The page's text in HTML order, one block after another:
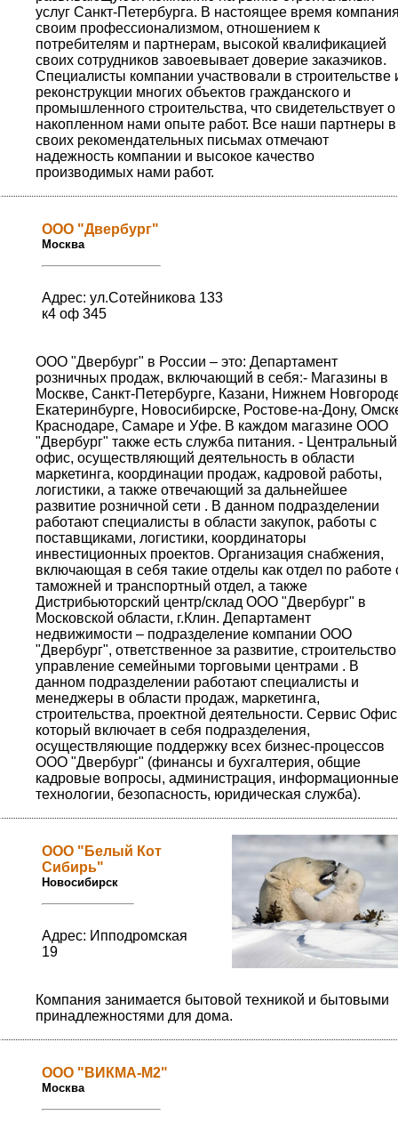
услуг Санкт-Петербурга. В настоящее время
своим профессионализмом, отношением к
потребителям и партнерам, высокой квалификацией
своих сотрудников завоевывает доверие заказчиков.
Специалисты компании участвовали в строительстве
реконструкции многих объектов гражданского и
промышленного строительства, что свидетельствует о
накопленном нами опыте работ. Все наши партнеры в
своих рекомендательных письмах отмечают
надежность компании и высокое качество
производимых нами работ.
OOO "Двербург"
Москва
Адрес: ул.Сотейникова 133
к4 оф 345
OOO "Двербург" в России – это: Департамент
розничных продаж, включающий в себя:- Магазины в
Москве, Санкт-Петербурге, Казани, Нижнем
Екатеринбурге, Новосибирске, Ростове-на-Дону,
Краснодаре, Самаре и Уфе. В каждом магазине OOO
"Двербург" также есть служба питания. - Центральный
офис, осуществляющий деятельность в области
маркетинга, координации продаж, кадровой работы,
логистики, а также отвечающий за дальнейшее
развитие розничной сети . В данном подразделении
работают специалисты в области закупок, работы с
поставщиками, логистики, координаторы
инвестиционных проектов. Организация снабжения,
включающая в себя такие отделы как отдел по работе
таможней и транспортный отдел, а также
Дистрибьюторский центр/склад OOO "Двербург" в
Московской области, г.Клин. Департамент
недвижимости – подразделение компании OOO
"Двербург", ответственное за развитие,
управление семейными торговыми центрами . В
данном подразделении работают специалисты и
менеджеры в области продаж, маркетинга,
строительства, проектной деятельности. Cервис
который включает в себя подразделения,
осуществляющие поддержку всех бизнес-процессов
OOO "Двербург" (финансы и бухгалтерия, общие
кадровые вопросы, администрация, информационные
технологии, безопасность, юридическая служба).
OOO "Белый Кот
Сибирь"
Новосибирск
Адрес: Ипподромская
19
Компания занимается бытовой техникой и бытовыми
принадлежностями для дома.
OOO "ВИКМА-М2"
Москва